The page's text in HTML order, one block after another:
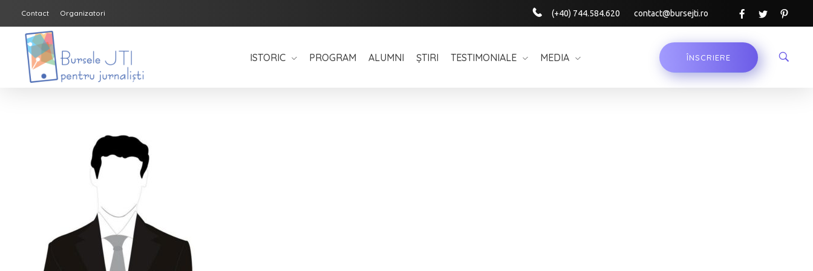
Contact Organizatori (+40) 744.584.620 contact@bursejti.ro
ÎNSCRIERE
ISTORIC PROGRAM ALUMNI ȘTIRI TESTIMONIALE MEDIA